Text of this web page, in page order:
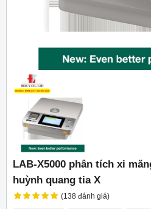
LAB-X5000 phân tích xi
huỳnh quang tia X
(138 đánh giá)